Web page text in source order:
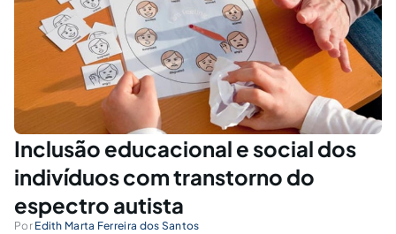
Espectro Autista.
Inclusão educacional e social dos
indivíduos com transtorno do
espectro autista
Por Edith Marta Ferreira dos Santos